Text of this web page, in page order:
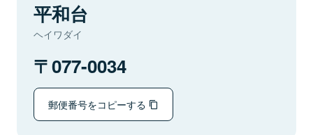
平和台
ヘイワダイ
077-0034
郵便番号をコピーする